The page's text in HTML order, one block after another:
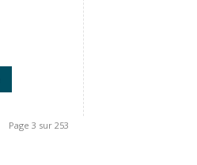
Page 3 sur 253